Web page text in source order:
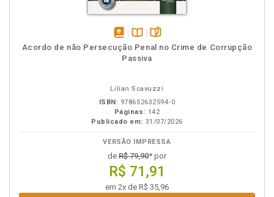
disponível
em
Disponível
na
páginas
Acordo de não Persecução Penal no Crime de Corrupção
Passiva
Lilian Scavuzzi
ISBN: 978652632594-0
Páginas: 142
Publicado em: 31/07/2026
VERSÃO IMPRESSA
de R$ 79,90* por
R$ 71,91
em 2x de R$ 35,96